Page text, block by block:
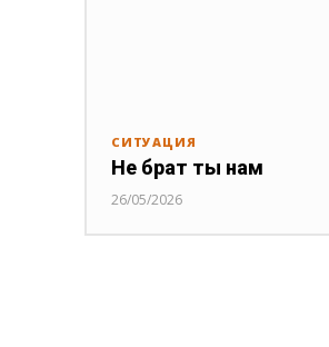
СИТУАЦИЯ
Не брат ты нам
26/05/2026